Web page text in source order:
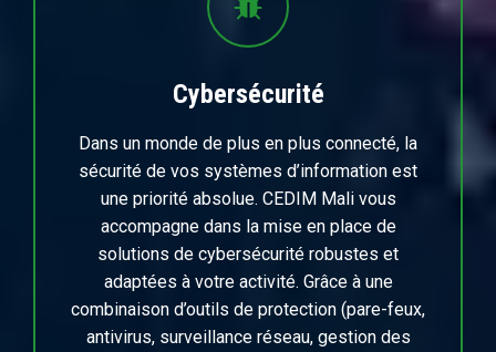
Cybersécurité
Dans un monde de plus en plus connecté, la
sécurité de vos systèmes d’information est
une priorité absolue. CEDIM Mali vous
accompagne dans la mise en place de
solutions de cybersécurité robustes et
adaptées à votre activité. Grâce à une
combinaison d’outils de protection (pare-feux,
antivirus, surveillance réseau, gestion des